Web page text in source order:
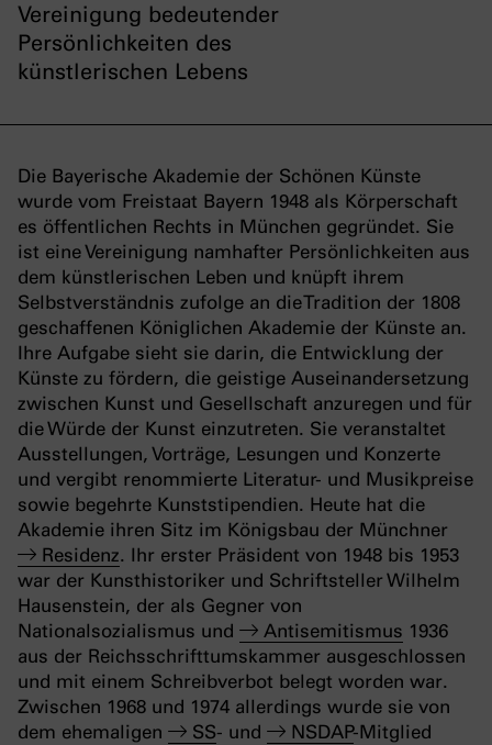
Vereinigung bedeutender
Persönlichkeiten des
künstlerischen Lebens
Die Bayerische Akademie der Schönen Künste
wurde vom Freistaat Bayern 1948 als Körperschaft
es öffentlichen Rechts in München gegründet. Sie
ist eine Vereinigung namhafter Persönlichkeiten aus
dem künstlerischen Leben und knüpft ihrem
Selbstverständnis zufolge an die Tradition der 1808
geschaffenen Königlichen Akademie der Künste an.
Ihre Aufgabe sieht sie darin, die Entwicklung der
Künste zu fördern, die geistige Auseinandersetzung
zwischen Kunst und Gesellschaft anzuregen und für
die Würde der Kunst einzutreten. Sie veranstaltet
Ausstellungen, Vorträge, Lesungen und Konzerte
und vergibt renommierte Literatur- und Musikpreise
sowie begehrte Kunststipendien. Heute hat die
Akademie ihren Sitz im Königsbau der Münchner
Residenz. Ihr erster Präsident von 1948 bis 1953
war der Kunsthistoriker und Schriftsteller Wilhelm
Hausenstein, der als Gegner von
Nationalsozialismus und
Antisemitismus 1936
aus der Reichsschrifttumskammer ausgeschlossen
und mit einem Schreibverbot belegt worden war.
Zwischen 1968 und 1974 allerdings wurde sie von
dem ehemaligen
SS- und NSDAP-Mitglied